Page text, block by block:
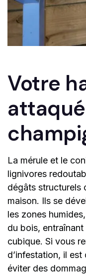
Votre
La mérule et le
lignivores
dégâts structurels
maison. Ils se
les zones
du bois,
cubique. Si vous
d’infestation, il
éviter des